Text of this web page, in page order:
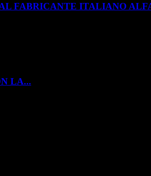
FABRICANTE ITALIANO
LA...